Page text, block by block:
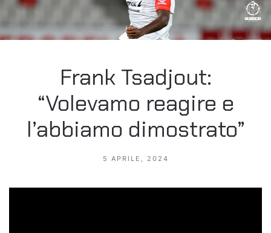
Frank Tsadjout:
“Volevamo reagire e
l’abbiamo dimostrato”
5 APRILE, 2024